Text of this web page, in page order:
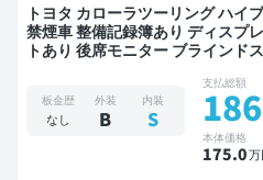
トヨタ カローラツーリング ハイ
禁煙車 整備記録簿あり ディスプ
トあり 後席モニター ブラインド
板金歴
なし
外装
B
内装
S
支払総額
186
本体価格
175.0万